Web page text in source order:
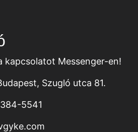
kapcsolatot Messenger-en!
Szugló utca 81.
5541